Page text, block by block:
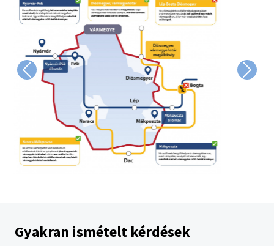
Previous Next
Gyakran ismételt kérdések